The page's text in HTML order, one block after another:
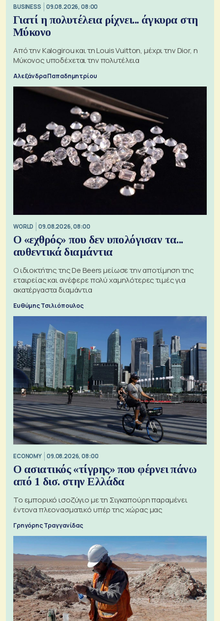
BUSINESS 09.08.2026, 08:00
Γιατί η πολυτέλεια ρίχνει... άγκυρα στη
Μύκονο
Από την Kalogirou και τη Louis Vuitton, μέχρι την Dior, η
Μύκονος υποδέχεται την πολυτέλεια
Αλεξάνδρα Παπαδημητρίου
WORLD 09.08.2026, 08:00
Ο «εχθρός» που δεν υπολόγισαν τα...
αυθεντικά διαμάντια
Ο ιδιοκτήτης της De Beers μείωσε την αποτίμηση της
εταιρείας και ανέφερε πολύ χαμηλότερες τιμές για
ακατέργαστα διαμάντια
Ευθύμης Τσιλιόπουλος
ECONOMY 09.08.2026, 08:00
Ο ασιατικός «τίγρης» που φέρνει πάνω
από 1 δισ. στην Ελλάδα
Το εμπορικό ισοζύγιο με τη Σιγκαπούρη παραμένει
έντονα πλεονασματικό υπέρ της χώρας μας
Γρηγόρης Τραγγανίδας